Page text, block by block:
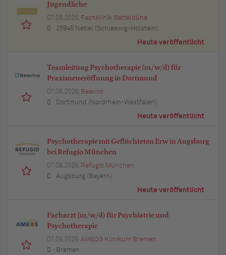
Jugendliche
07.08.2026, Fachklinik Satteldüne
25946 Nebel (Schleswig-Holstein)
Heute veröffentlicht
Teamleitung Psychotherapie (m/w/d) für
Praxisneueröffnung in Dortmund
07.08.2026, Beavivo
Dortmund (Nordrhein-Westfalen)
Heute veröffentlicht
Psychotherapie mit Geflüchteten Erw in Augsburg
bei Refugio München
07.08.2026, Refugio München
Augsburg (Bayern)
Heute veröffentlicht
Facharzt (m/w/d) für Psychiatrie und
Psychotherapie
07.08.2026, AMEOS Klinikum Bremen
Bremen